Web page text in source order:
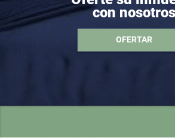
con nosotros
OFERTAR